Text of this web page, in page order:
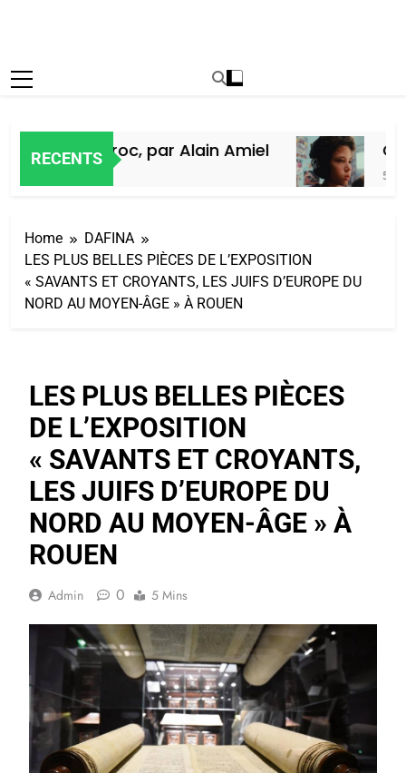
RECENTS
du Maroc, par Alain Amiel
5 Jours
Home
DAFINA
LES PLUS BELLES PIÈCES DE L’EXPOSITION
« SAVANTS ET CROYANTS, LES JUIFS D’EUROPE DU
NORD AU MOYEN-ÂGE » À ROUEN
LES PLUS BELLES PIÈCES
DE L’EXPOSITION
« SAVANTS ET CROYANTS,
LES JUIFS D’EUROPE DU
NORD AU MOYEN-ÂGE » À
ROUEN
Admin 0 5 Mins